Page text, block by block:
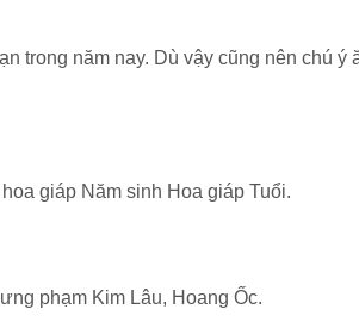
trong năm nay. Dù vậy cũng nên chú
giáp Năm sinh Hoa giáp Tuổi.
phạm Kim Lâu, Hoang Ốc.